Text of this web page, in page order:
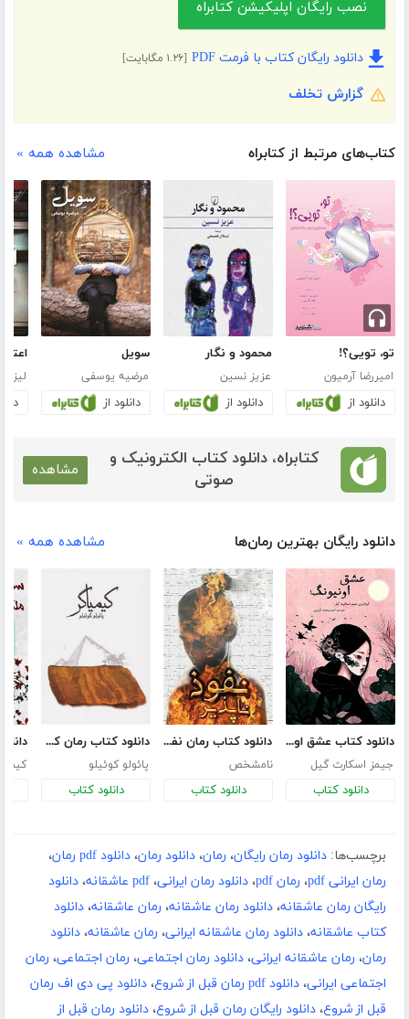
نصب رایگان اپلیکیشن کتابراه
دانلود رایگان کتاب با فرمت PDF [۱.۲۶ مگابایت]
گزارش تخلف
کتاب‌های مرتبط از کتابراه مشاهده همه »
تو، تویی؟!
امیررضا آرمیون
دانلود از
محمود و نگار
عزیز نسین
دانلود از
سویل
مرضیه یوسفی
دانلود از
لیزا
کتابراه، دانلود کتاب الکترونیک و
صوتی
مشاهده
دانلود رایگان بهترین رمان‌ها مشاهده همه »
دانلود کتاب عشق اونیونگ
جیمز اسکارث گیل
دانلود کتاب
دانلود کتاب رمان نفوذ ناپذیر
نامشخص
دانلود کتاب
دانلود کتاب رمان کیمیاگر
پائولو کوئیلو
دانلود کتاب
کیم
برچسب‌ها: دانلود رمان رایگان، رمان، دانلود رمان، دانلود pdf رمان
،
رمان ایرانی pdf
، رمان pdf ، دانلود رمان ایرانی، pdf عاشقانه ، دانلود
رایگان رمان عاشقانه، دانلود رمان عاشقانه، رمان عاشقانه، دانلود
کتاب عاشقانه، دانلود رمان عاشقانه ایرانی، رمان عاشقانه، دانلود
رمان، رمان عاشقانه ایرانی، دانلود رمان اجتماعی، رمان اجتماعی، رمان
اجتماعی ایرانی، دانلود pdf رمان قبل از شروع ، دانلود پی دی اف رمان
قبل از شروع، دانلود رایگان رمان قبل از شروع، دانلود رمان قبل از